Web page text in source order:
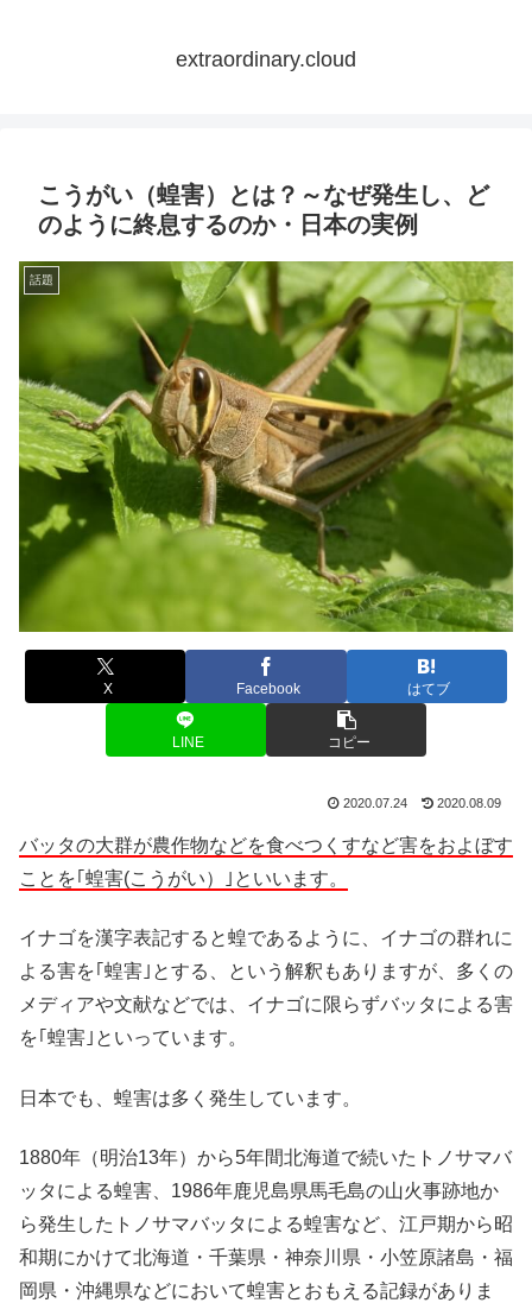
extraordinary.cloud
こうがい（蝗害）とは？～なぜ発生し、ど
のように終息するのか・日本の実例
話題
X Facebook はてブ
LINE コピー
2020.07.24 2020.08.09
バッタの大群が農作物などを食べつくすなど害をおよぼす
ことを｢蝗害(こうがい）｣といいます。
イナゴを漢字表記すると蝗であるように、イナゴの群れに
よる害を｢蝗害｣とする、という解釈もありますが、多くの
メディアや文献などでは、イナゴに限らずバッタによる害
を｢蝗害｣といっています。
日本でも、蝗害は多く発生しています。
1880年（明治13年）から5年間北海道で続いたトノサマバ
ッタによる蝗害、1986年鹿児島県馬毛島の山火事跡地か
ら発生したトノサマバッタによる蝗害など、江戸期から昭
和期にかけて北海道・千葉県・神奈川県・小笠原諸島・福
岡県・沖縄県などにおいて蝗害とおもえる記録がありま